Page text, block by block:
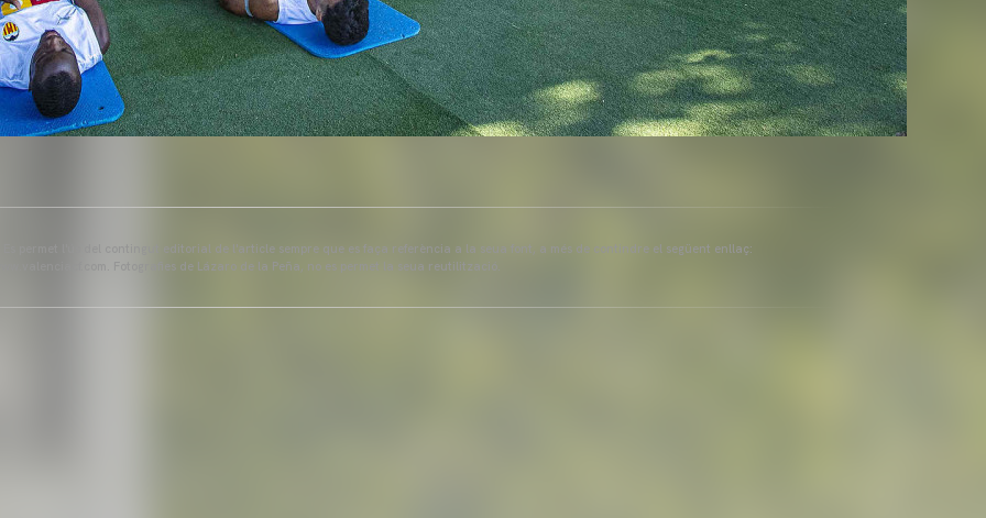
Es permet l'ús del contingut editorial de l'article sempre que es faça referència a la seua font, a més de contindre el següent enllaç:
www.valenciacf.com. Fotografies de Lázaro de la Peña, no es permet la seua reutilització.